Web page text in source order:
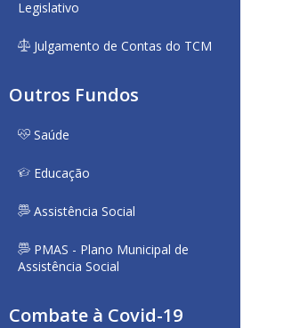
Legislativo
Julgamento de Contas do TCM
Outros Fundos
Saúde
Educação
Assistência Social
PMAS - Plano Municipal de
Assistência Social
Combate à Covid-19